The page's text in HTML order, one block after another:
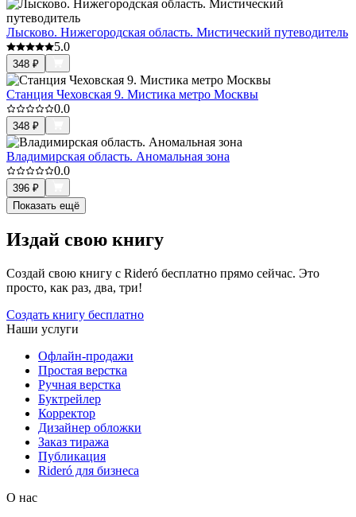
Лысково. Нижегородская область. Мистический путеводитель
5.0
348 ₽
Станция Чеховская 9. Мистика метро Москвы
0.0
348 ₽
Владимирская область. Аномальная зона
0.0
396 ₽
Показать ещё
Издай свою книгу
Создай свою книгу с Rideró бесплатно прямо сейчас. Это
просто, как раз, два, три!
Создать книгу бесплатно
Наши услуги
Офлайн-продажи
Простая верстка
Ручная верстка
Буктрейлер
Корректор
Дизайнер обложки
Заказ тиража
Публикация
Rideró для бизнеса
О нас